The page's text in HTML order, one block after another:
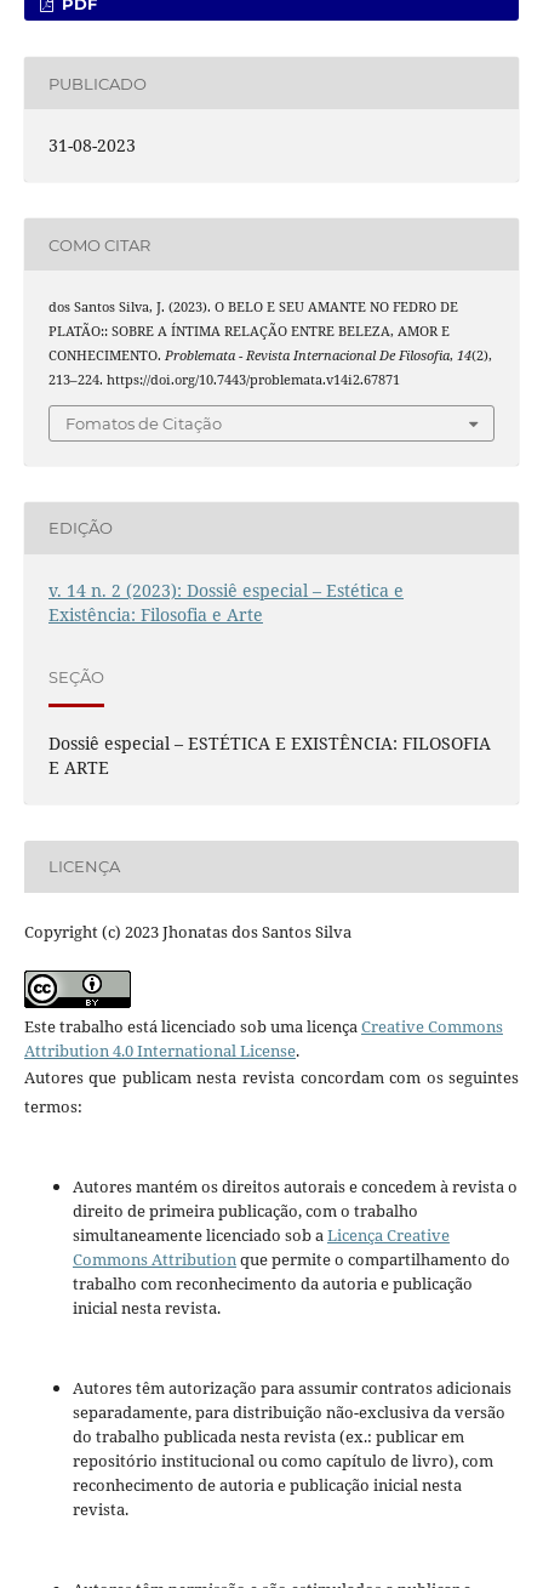
PDF
PUBLICADO
31-08-2023
COMO CITAR
dos Santos Silva, J. (2023). O BELO E SEU AMANTE NO FEDRO DE
PLATÃO:: SOBRE A ÍNTIMA RELAÇÃO ENTRE BELEZA, AMOR E
CONHECIMENTO. Problemata - Revista Internacional De Filosofia, 14(2),
213–224. https://doi.org/10.7443/problemata.v14i2.67871
Fomatos de Citação
EDIÇÃO
v. 14 n. 2 (2023): Dossiê especial – Estética e
Existência: Filosofia e Arte
SEÇÃO
Dossiê especial – ESTÉTICA E EXISTÊNCIA: FILOSOFIA
E ARTE
LICENÇA
Copyright (c) 2023 Jhonatas dos Santos Silva
Este trabalho está licenciado sob uma licençaCreative Commons
Attribution 4.0 International License.
Autores que publicam nesta revista concordam com os seguintes
termos:
Autores mantém os direitos autorais e concedem à revista o
direito de primeira publicação, com o trabalho
simultaneamente licenciado sob aLicença Creative
Commons Attributionque permite o compartilhamento do
trabalho com reconhecimento da autoria e publicação
inicial nesta revista.
Autores têm autorização para assumir contratos adicionais
separadamente, para distribuição não-exclusiva da versão
do trabalho publicada nesta revista (ex.: publicar em
repositório institucional ou como capítulo de livro), com
reconhecimento de autoria e publicação inicial nesta
revista.